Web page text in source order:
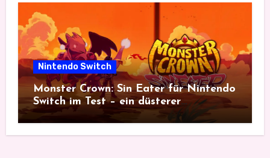
Nintendo Switch
Monster Crown: Sin Eater für Nintendo
Switch im Test – ein düsterer
Monsterfang